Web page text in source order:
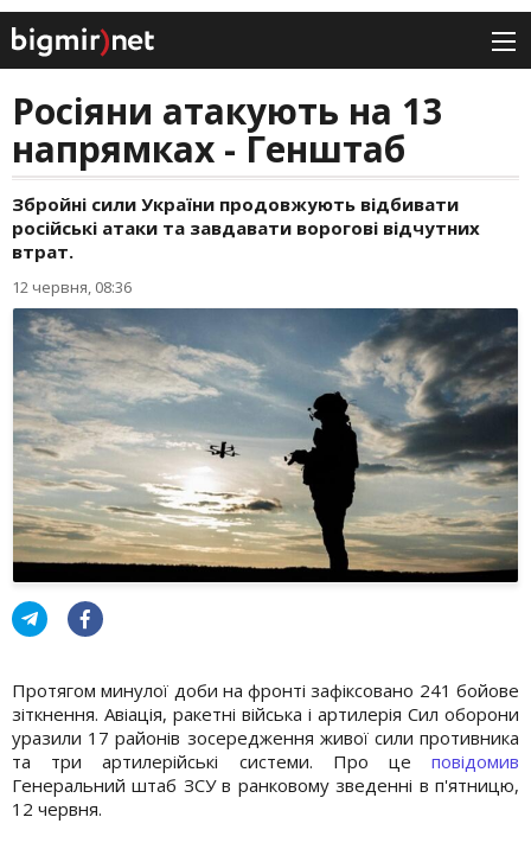
Росіяни атакують на 13
напрямках - Генштаб
Збройні сили України продовжують відбивати
російські атаки та завдавати ворогові відчутних
втрат.
12 червня, 08:36
Протягом минулої доби на фронті зафіксовано 241 бойове
зіткнення. Авіація, ракетні війська і артилерія Сил оборони
уразили 17 районів зосередження живої сили противника
та три артилерійські системи. Про це повідомив
Генеральний штаб ЗСУ в ранковому зведенні в п'ятницю,
12 червня.